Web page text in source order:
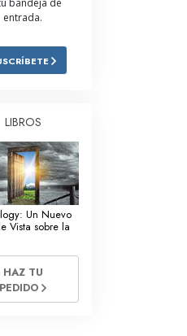
Organización
Relaciones
bandeja de
entrada.
LIBROS
Un Nuevo
Vista sobre la
HAZ TU
PEDIDO